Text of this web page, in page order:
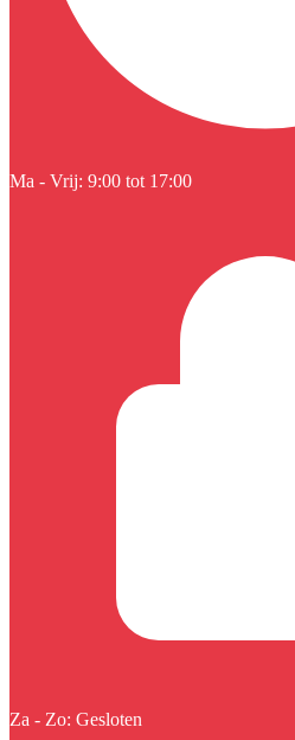
Ma - Vrij: 9:00 tot 17:00
Za - Zo: Gesloten